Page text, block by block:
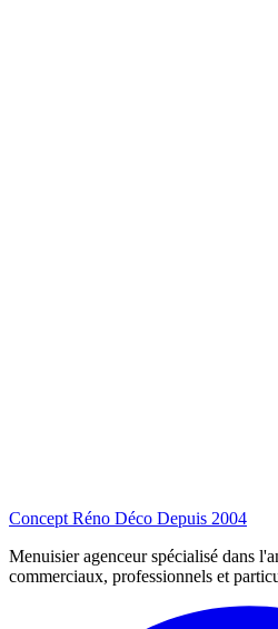
Concept Réno Déco Depuis 2004
Menuisier agenceur spécialisé dans
commerciaux, professionnels et